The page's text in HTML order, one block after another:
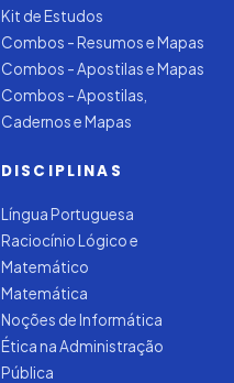
Kit de Estudos
Combos - Resumos e Mapas
Combos - Apostilas e Mapas
Combos - Apostilas,
Cadernos e Mapas
DISCIPLINAS
Língua Portuguesa
Raciocínio Lógico e
Matemático
Matemática
Noções de Informática
Ética na Administração
Pública